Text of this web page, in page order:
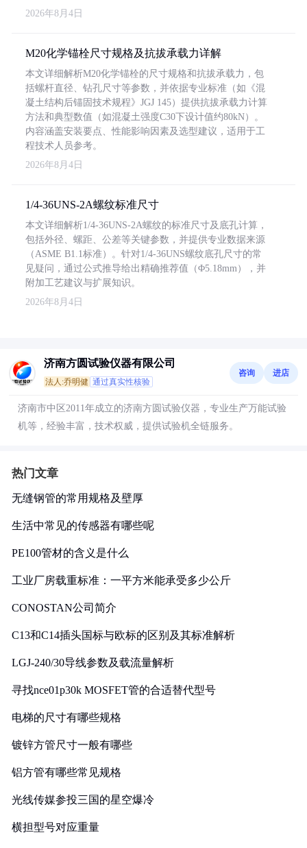
2026年8月4日
M20化学锚栓尺寸规格及抗拔承载力详解
本文详细解析M20化学锚栓的尺寸规格和抗拔承载力，包
括螺杆直径、钻孔尺寸等参数，并依据专业标准（如《混
凝土结构后锚固技术规程》JGJ 145）提供抗拔承载力计算
方法和典型数值（如混凝土强度C30下设计值约80kN）。
内容涵盖安装要点、性能影响因素及选型建议，适用于工
程技术人员参考。
2026年8月4日
1/4-36UNS-2A螺纹标准尺寸
本文详细解析1/4-36UNS-2A螺纹的标准尺寸及底孔计算，
包括外径、螺距、公差等关键参数，并提供专业数据来源
（ASME B1.1标准）。针对1/4-36UNS螺纹底孔尺寸的常
见疑问，通过公式推导给出精确推荐值（Φ5.18mm），并
附加工艺建议与扩展知识。
2026年8月4日
济南方圆试验仪器有限公司
法人:乔明健 通过真实性核验
咨询 进店
济南市中区2011年成立的济南方圆试验仪器，专业生产万能试验
机等，经验丰富，技术权威，提供试验机全链服务。
热门文章
无缝钢管的常用规格及壁厚
生活中常见的传感器有哪些呢
PE100管材的含义是什么
工业厂房载重标准：一平方米能承受多少公斤
CONOSTAN公司简介
C13和C14插头国标与欧标的区别及其标准解析
LGJ-240/30导线参数及载流量解析
寻找nce01p30k MOSFET管的合适替代型号
电梯的尺寸有哪些规格
镀锌方管尺寸一般有哪些
铝方管有哪些常见规格
光线传媒参投三国的星空爆冷
横担型号对应重量